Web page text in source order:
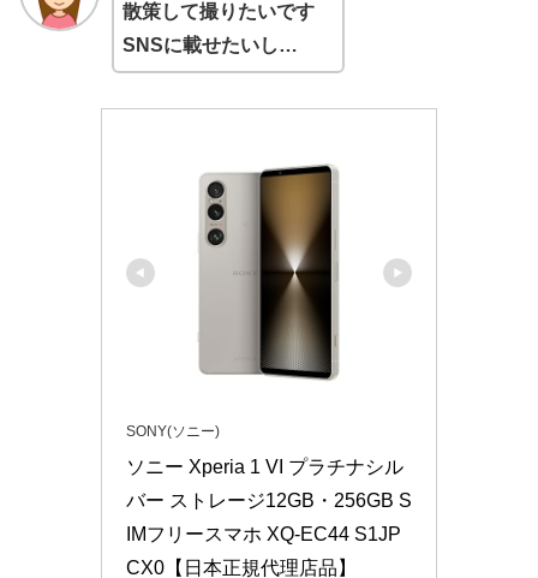
散策して撮りたいです
SNSに載せたいし…
SONY(ソニー)
ソニー Xperia 1 VI プラチナシル
バー ストレージ12GB・256GB S
IMフリースマホ XQ-EC44 S1JP
CX0【日本正規代理店品】